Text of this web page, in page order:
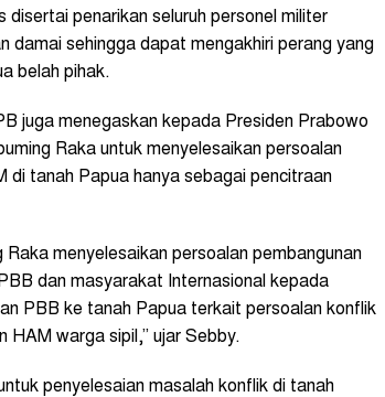
disertai penarikan seluruh personel militer
damai sehingga dapat mengakhiri perang yang
belah pihak.
juga menegaskan kepada Presiden Prabowo
Raka untuk menyelesaikan persoalan
di tanah Papua hanya sebagai pencitraan
Raka menyelesaikan persoalan pembangunan
dan masyarakat Internasional kepada
PBB ke tanah Papua terkait persoalan konflik
HAM warga sipil,” ujar Sebby.
penyelesaian masalah konflik di tanah